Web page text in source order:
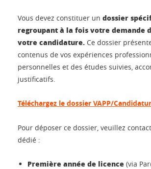
Vous devez constituer un dossier
regroupant à la fois votre demande
votre candidature. Ce dossier
contenus de vos expériences
personnelles et des études suivies,
justificatifs.
Téléchargez le dossier VAPP/
Pour déposer ce dossier, veuillez
dédié :
Première année de licence (via